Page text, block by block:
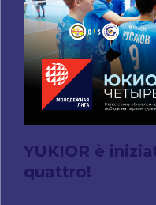
YUKIOR è
quattro!